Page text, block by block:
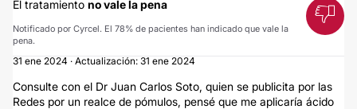
El tratamiento no vale la pena
Notificado por Cyrcel. El 78% de pacientes han indicado que vale la
pena.
31 ene 2024 · Actualización: 31 ene 2024
Consulte con el Dr Juan Carlos Soto, quien se publicita por las
Redes por un realce de pómulos, pensé que me aplicaría ácido